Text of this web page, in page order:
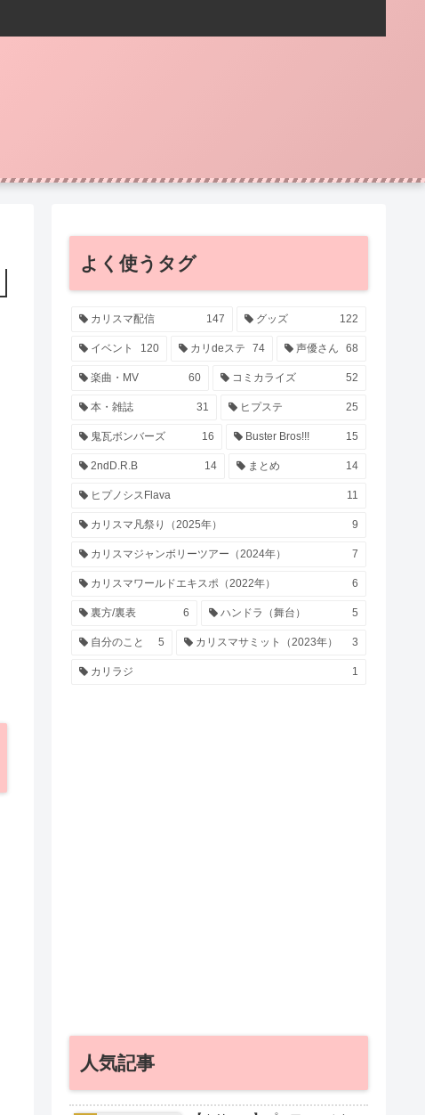
よく使うタグ
カリスマ配信 147 グッズ 122
イベント 120 カリdeステ 74 声優さん 68
楽曲・MV 60 コミカライズ 52
本・雑誌 31 ヒプステ 25
鬼瓦ボンバーズ 16 Buster Bros!!! 15
2ndD.R.B 14 まとめ 14
ヒプノシスFlava 11
カリスマ凡祭り（2025年） 9
カリスマジャンボリーツアー（2024年） 7
カリスマワールドエキスポ（2022年） 6
裏方/裏表 6 ハンドラ（舞台） 5
自分のこと 5 カリスマサミット（2023年） 3
カリラジ 1
人気記事